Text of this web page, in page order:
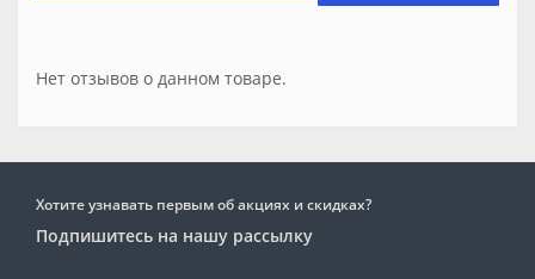
Нет отзывов о данном товаре.
Хотите узнавать первым об акциях и скидках?
Подпишитесь на нашу рассылку